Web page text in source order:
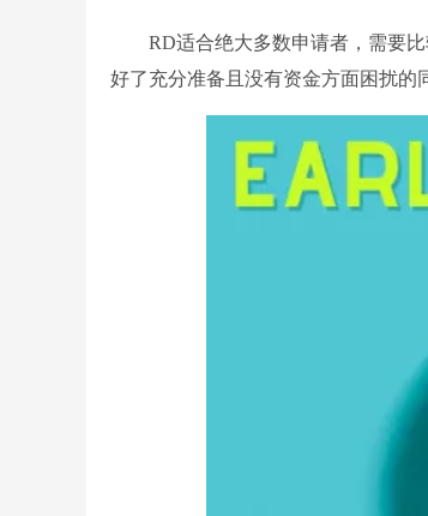
RD适合绝大多数申请者，需要比
好了充分准备且没有资金方面困扰的